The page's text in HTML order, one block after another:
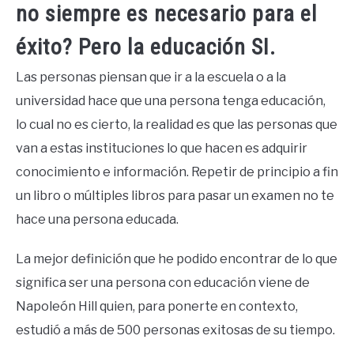
no siempre es necesario para el
éxito? Pero la educación SI.
Las personas piensan que ir a la escuela o a la
universidad hace que una persona tenga educación,
lo cual no es cierto, la realidad es que las personas que
van a estas instituciones lo que hacen es adquirir
conocimiento e información. Repetir de principio a fin
un libro o múltiples libros para pasar un examen no te
hace una persona educada.
La mejor definición que he podido encontrar de lo que
significa ser una persona con educación viene de
Napoleón Hill quien, para ponerte en contexto,
estudió a más de 500 personas exitosas de su tiempo.